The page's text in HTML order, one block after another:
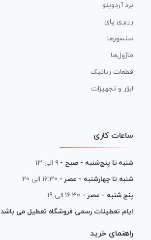
برد آردوینو
رزبری پای
سنسورها
ماژول‌ها
قطعات رباتیک
ابزار و تجهیزات
ساعات کاری
شنبه تا پنج‌شنبه - صبح - ۹ الی ۱۳
شنبه تا چهارشنبه - عصر - 16:30 الی 20
پنج شنبه - عصر - 16:30 الی 19
ایام تعطیلات رسمی فروشگاه تعطیل می باشد
راهنمای خرید